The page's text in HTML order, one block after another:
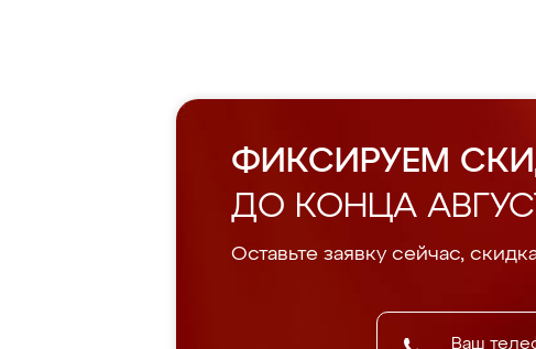
ФИКСИРУЕМ
ДО КОНЦА
Оставьте заявку сейчас,